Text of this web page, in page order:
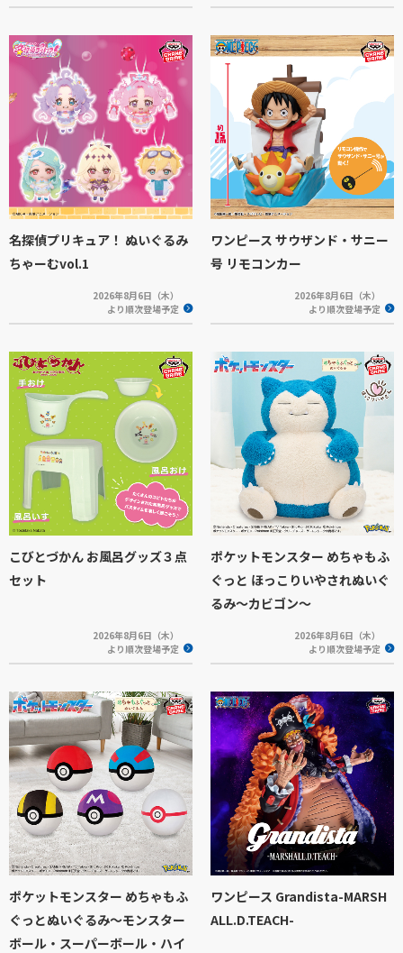
名探偵プリキュア！ ぬいぐるみ
ちゃーむvol.1
2026年8月6日（木）
より順次登場予定
ワンピース サウザンド・サニー
号 リモコンカー
2026年8月6日（木）
より順次登場予定
こびとづかん お風呂グッズ３点
セット
2026年8月6日（木）
より順次登場予定
ポケットモンスター めちゃもふ
ぐっと ほっこりいやされぬいぐ
るみ～カビゴン～
2026年8月6日（木）
より順次登場予定
ポケットモンスター めちゃもふ
ぐっとぬいぐるみ～モンスター
ボール・スーパーボール・ハイ
ワンピース Grandista-MARSH
ALL.D.TEACH-